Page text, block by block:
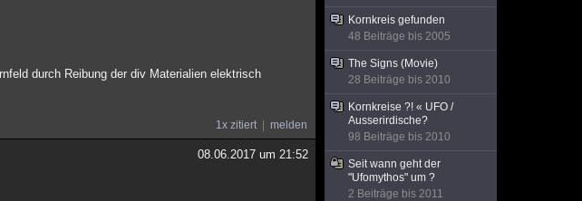
durch Reibung der div Materialien elektrisch
1x zitiert melden
08.06.2017 um 21:52
Kornkreis gefunden
48 Beiträge bis 2005
The Signs (Movie)
28 Beiträge bis 2010
Kornkreise ?! « UFO /
Ausserirdische?
98 Beiträge bis 2010
Seit wann geht der
"Ufomythos" um ?
2 Beiträge bis 2011